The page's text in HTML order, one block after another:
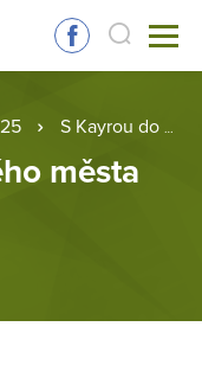
S Kayrou do tajemného města Inků
města